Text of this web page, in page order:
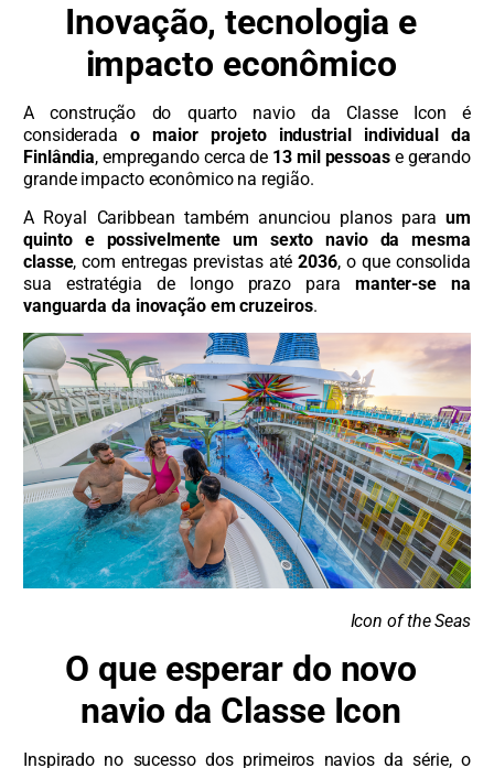
Inovação, tecnologia e
impacto econômico
A construção do quarto navio da Classe Icon é
consideradao maior projeto industrial individual da
Finlândia, empregando cerca de 13 mil pessoase gerando
grande impacto econômico na região.
A Royal Caribbean também anunciou planos paraum
quinto e possivelmente um sexto navio da mesma
classe, com entregas previstas até2036, o que consolida
sua estratégia de longo prazo para manter-se na
vanguarda da inovação em cruzeiros.
Icon of the Seas
O que esperar do novo
navio da Classe Icon
Inspirado no sucesso dos primeiros navios da série, o